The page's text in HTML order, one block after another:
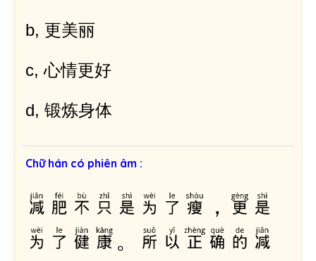
b, 更美丽
c, 心情更好
d, 锻炼身体
Chữ hán có phiên âm :
减肥不只是为了瘦，更是
为了健康。所以正确的减